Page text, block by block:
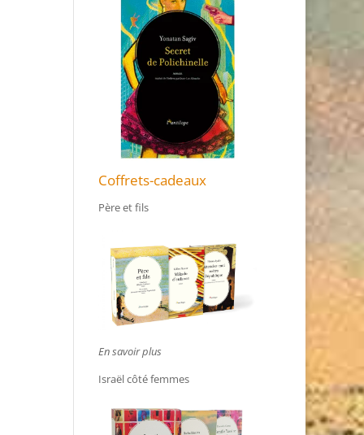
Coffrets-cadeaux
Père et fils
En savoir plus
Israël côté femmes